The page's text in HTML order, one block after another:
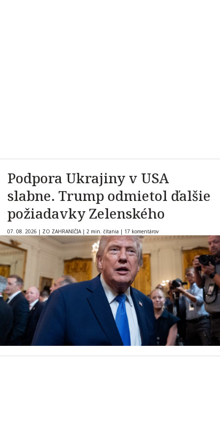
Podpora Ukrajiny v USA
slabne. Trump odmietol ďalšie
požiadavky Zelenského
07. 08. 2026 | ZO ZAHRANIČIA | 2 min. čítania | 17 komentárov